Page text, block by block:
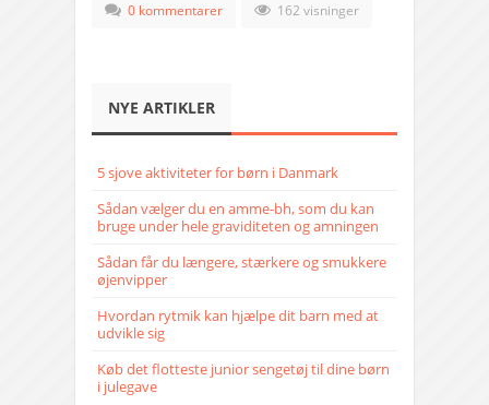
0 kommentarer 162 visninger
NYE ARTIKLER
5 sjove aktiviteter for børn i Danmark
Sådan vælger du en amme-bh, som du kan
bruge under hele graviditeten og amningen
Sådan får du længere, stærkere og smukkere
øjenvipper
Hvordan rytmik kan hjælpe dit barn med at
udvikle sig
Køb det flotteste junior sengetøj til dine børn
i julegave